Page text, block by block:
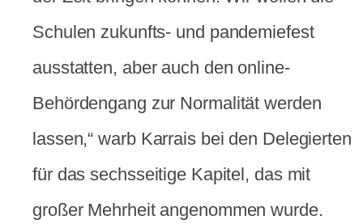
Schulen zukunfts- und pandemiefest
ausstatten, aber auch den online-
Behördengang zur Normalität werden
lassen,“ warb Karrais bei den Delegierten
für das sechsseitige Kapitel, das mit
großer Mehrheit angenommen wurde.